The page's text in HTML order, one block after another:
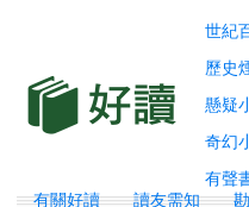
世紀
歷史
懸疑
奇幻
有聲
有關好讀 讀友需知